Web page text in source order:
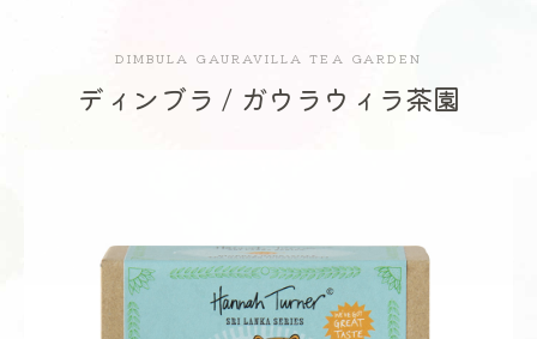
ディンブラ / ガウラウィラ茶園
DIMBULA GAURAVILLA TEA GARDEN